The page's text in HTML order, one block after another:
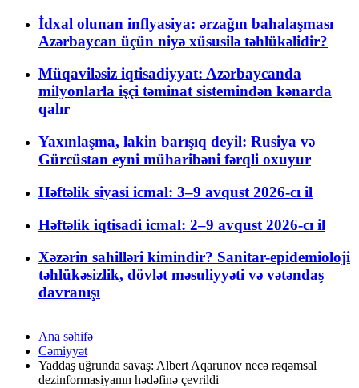
İdxal olunan inflyasiya: ərzağın bahalaşması
Azərbaycan üçün niyə xüsusilə təhlükəlidir?
Müqaviləsiz iqtisadiyyat: Azərbaycanda
milyonlarla işçi təminat sistemindən kənarda
qalır
Yaxınlaşma, lakin barışıq deyil: Rusiya və
Gürcüstan eyni müharibəni fərqli oxuyur
Həftəlik siyasi icmal: 3–9 avqust 2026-cı il
Həftəlik iqtisadi icmal: 2–9 avqust 2026-cı il
Xəzərin sahilləri kimindir? Sanitar-epidemioloji
təhlükəsizlik, dövlət məsuliyyəti və vətəndaş
davranışı
Ana səhifə
Cəmiyyət
Yaddaş uğrunda savaş: Albert Aqarunov necə rəqəmsal
dezinformasiyanın hədəfinə çevrildi